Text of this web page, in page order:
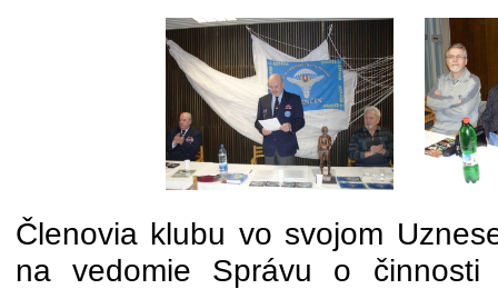
Členovia klubu vo svojom
na vedomie Správu o